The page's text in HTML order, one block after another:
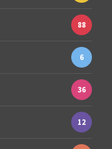
88
6
36
12